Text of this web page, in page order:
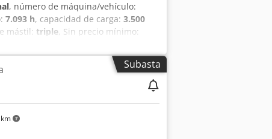
, número de máquina/vehículo:
7.093 h, capacidad de carga: 3.500
mástil: triple, Sin precio mínimo:
TÉCNICAS Capacidad de carga:
DE LA MÁQUINA Tipo de mástil:
Gas Horas de funcionamiento: 7.093 h
SL13385SLO
Subasta